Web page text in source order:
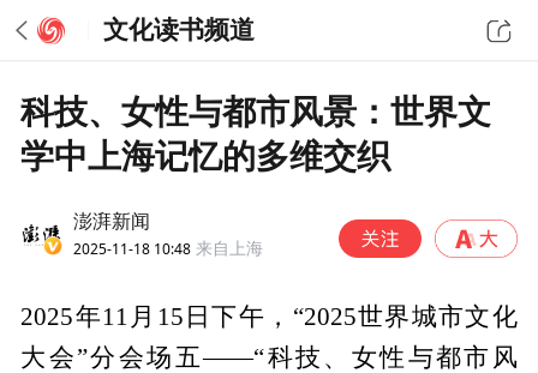
文化读书频道
科技、女性与都市风景：世界文
学中上海记忆的多维交织
澎湃新闻
2025-11-18 10:48 来自上海
2025年11月15日下午，“2025世界城市文化
大会”分会场五——“科技、女性与都市风